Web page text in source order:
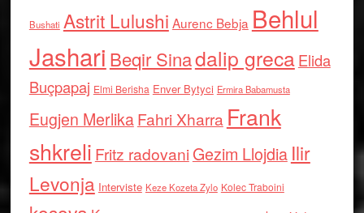
Bushati Astrit Lulushi Aurenc Bebja Behlul
Jashari Beqir Sinadalip grecaElida
Buçpapaj Elmi Berisha Enver Bytyci Ermira Babamusta
Eugjen MerlikaFahri Xharra Frank
shkreli Fritz radovaniGezim Llojdia Ilir
Levonja Interviste Keze Kozeta Zylo Kolec Traboini